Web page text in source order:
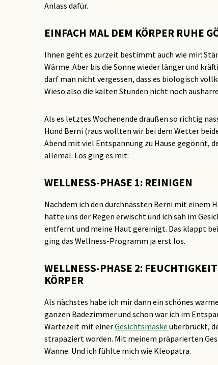
Anlass dafür.
EINFACH MAL DEM KÖRPER RUHE
Ihnen geht es zurzeit bestimmt auch wie mir:
Wärme. Aber bis die Sonne wieder länger und
darf man nicht vergessen, dass es biologisch
Wieso also die kalten Stunden nicht noch
Als es letztes Wochenende draußen so richtig
Hund Berni (raus wollten wir bei dem Wetter
Abend mit viel Entspannung zu Hause gegönnt,
allemal. Los ging es mit:
WELLNESS-PHASE 1: REINIGEN
Nachdem ich den durchnässten Berni mit einem
hatte uns der Regen erwischt und ich sah im
entfernt und meine Haut gereinigt. Das klappt
ging das Wellness-Programm ja erst los.
WELLNESS-PHASE 2:
KÖRPER
Als nächstes habe ich mir dann ein schönes
ganzen Badezimmer und schon war ich im
Wartezeit mit einerGesichtsmaske überbrückt,
strapaziert worden. Mit meinem präparierten
Wanne. Und ich fühlte mich wie Kleopatra.